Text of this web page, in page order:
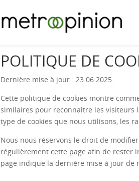
POLITIQUE DE
Dernière mise à jour : 23.06.2025.
Cette politique de cookies montre
similaires pour reconnaître les visiteurs
type de cookies que nous utilisons, les
Nous nous réservons le droit de
régulièrement cette page afin de rester
page indique la dernière mise à jour de